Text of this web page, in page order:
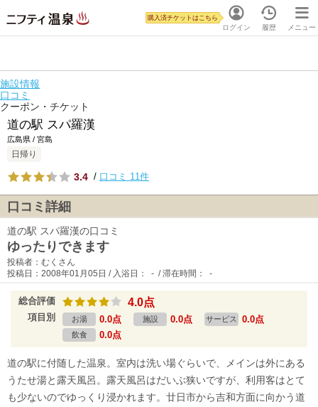
ログイン
購入済チケットはこちら
履歴 メニュー
施設情報
口コミ
クーポン・チケット
道の駅 スパ羅漢
広島県 / 宮島
日帰り
3.4 / 口コミ 11件
口コミ詳細
道の駅 スパ羅漢の口コミ
ゆったりできます
投稿者：むくさん
投稿日：2008年01月05日 / 入浴日： - / 滞在時間： -
総合評価 4.0点
項目別 お湯 0.0点 施設 0.0点 サービス 0.0点
飲食 0.0点
道の駅に付随した温泉。室内は洗い場ぐらいで、メインは外にある
うたせ湯と露天風呂。露天風呂はだいぶ狭いですが、利用客はとて
も少ないのでゆっくり浸かれます。廿日市から吉和方面に向かう道